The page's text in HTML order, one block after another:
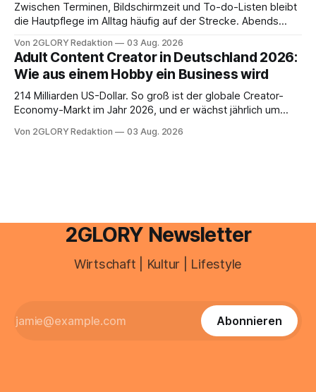
Zwischen Terminen, Bildschirmzeit und To-do-Listen bleibt
die Hautpflege im Alltag häufig auf der Strecke. Abends
Drogerie – mehr ist zeitlich oft nicht drin. Dabei reagiert die
Haut empfindlich auf Stress, Schlafmangel und
Umwelteinflüsse: Sie wirkt müde, spannt oder neigt zu
Unreinheiten. Professionelle
Von 2GLORY Redaktion 03 Aug. 2026
Adult Content Creator in Deutschland 2026:
Wie aus einem Hobby ein Business wird
214 Milliarden US-Dollar. So groß ist der globale Creator-
Economy-Markt im Jahr 2026, und er wächst jährlich um
ist längst ein ernstzunehmender Wirtschaftszweig. Weltweit
Von 2GLORY Redaktion 03 Aug. 2026
2GLORY Newsletter
Wirtschaft | Kultur | Lifestyle
Abonnieren